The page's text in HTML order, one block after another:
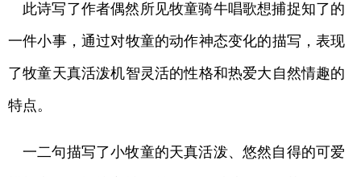
此诗写了作者偶然所见牧童骑牛唱歌想捕捉知了的
一件小事，通过对牧童的动作神态变化的描写，表现
了牧童天真活泼机智灵活的性格和热爱大自然情趣的
特点。
一二句描写了小牧童的天真活泼、悠然自得的可爱